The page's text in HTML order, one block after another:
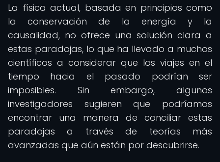
La física actual, basada en principios como
la conservación de la energía y la
causalidad, no ofrece una solución clara a
estas paradojas, lo que ha llevado a muchos
científicos a considerar que los viajes en el
tiempo hacia el pasado podrían ser
imposibles. Sin embargo, algunos
investigadores sugieren que podríamos
encontrar una manera de conciliar estas
paradojas a través de teorías más
avanzadas que aún están por descubrirse.